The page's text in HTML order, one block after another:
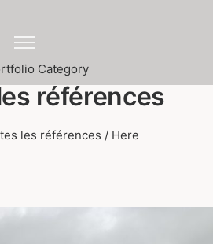
Category
références
les références / Here